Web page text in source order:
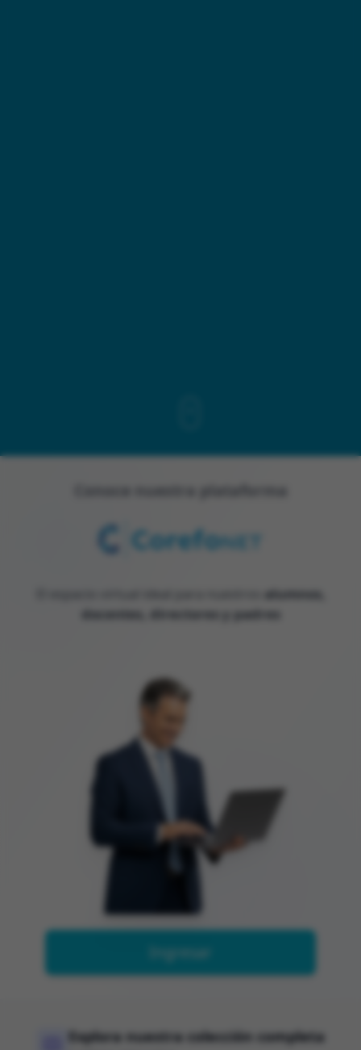
Conoce nuestra plataforma
alumnos,
docentes, directores y padres
Ingresar
Explora nuestra colección completa